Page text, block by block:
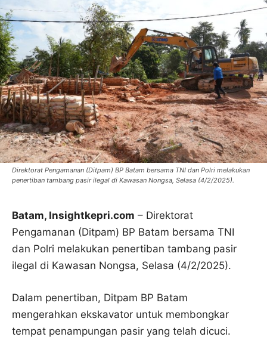
Direktorat Pengamanan (Ditpam) BP Batam bersama TNI dan Polri melakukan
penertiban tambang pasir ilegal di Kawasan Nongsa, Selasa (4/2/2025).
Batam, Insightkepri.com – Direktorat
Pengamanan (Ditpam) BP Batam bersama TNI
dan Polri melakukan penertiban tambang pasir
ilegal di Kawasan Nongsa, Selasa (4/2/2025).
Dalam penertiban, Ditpam BP Batam
mengerahkan ekskavator untuk membongkar
tempat penampungan pasir yang telah dicuci.